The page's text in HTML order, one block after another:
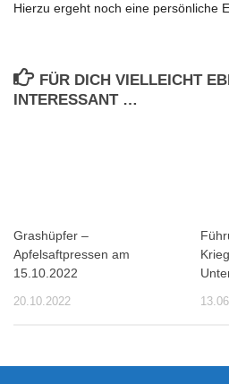
Hierzu ergeht noch eine persönliche
FÜR DICH VIELLEICHT
INTERESSANT …
Grashüpfer –
Apfelsaftpressen am
15.10.2022
20.10.2022